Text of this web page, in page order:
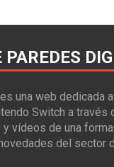
PAREDES
una web dedicada
Switch a través
vídeos de una
del sector